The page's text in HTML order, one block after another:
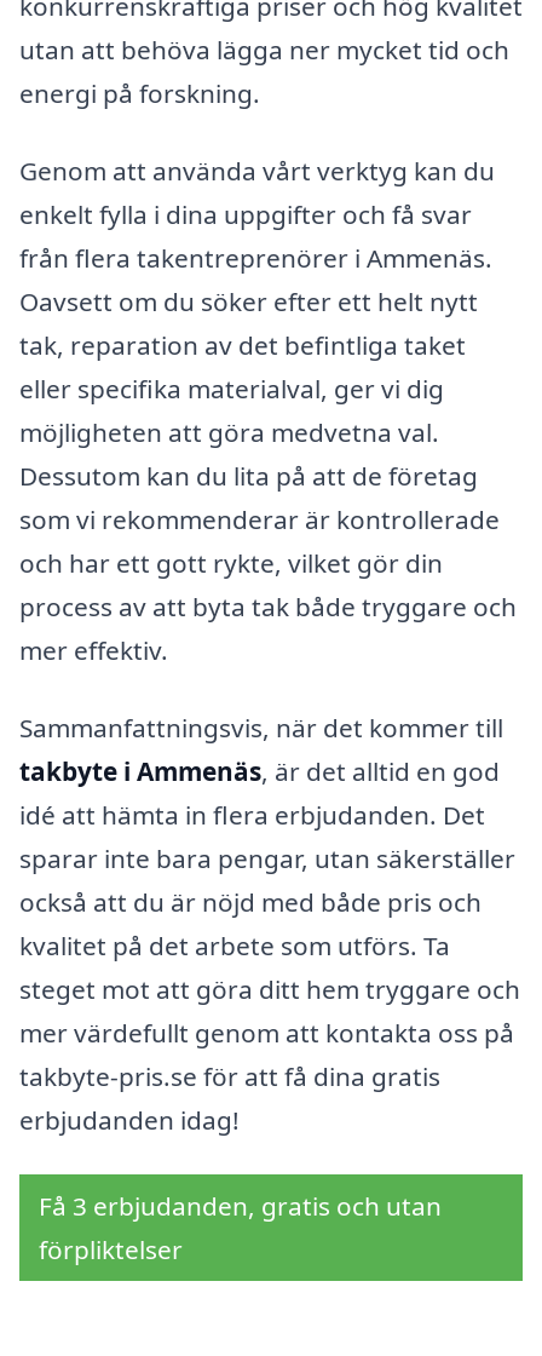
utan att behöva lägga ner mycket tid och
energi på forskning.
Genom att använda vårt verktyg kan du
enkelt fylla i dina uppgifter och få svar
från flera takentreprenörer i Ammenäs.
Oavsett om du söker efter ett helt nytt
tak, reparation av det befintliga taket
eller specifika materialval, ger vi dig
möjligheten att göra medvetna val.
Dessutom kan du lita på att de företag
som vi rekommenderar är kontrollerade
och har ett gott rykte, vilket gör din
process av att byta tak både tryggare och
mer effektiv.
Sammanfattningsvis, när det kommer till
takbyte i Ammenäs, är det alltid en god
idé att hämta in flera erbjudanden. Det
sparar inte bara pengar, utan säkerställer
också att du är nöjd med både pris och
kvalitet på det arbete som utförs. Ta
steget mot att göra ditt hem tryggare och
mer värdefullt genom att kontakta oss på
takbyte-pris.se för att få dina gratis
erbjudanden idag!
Få 3 erbjudanden, gratis och utan
förpliktelser